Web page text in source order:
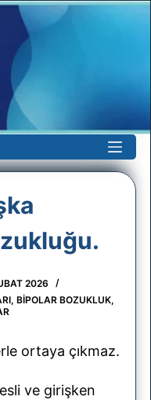
2026
, BIPOLAR BOZUKLUK,
ortaya çıkmaz.
ve girişken